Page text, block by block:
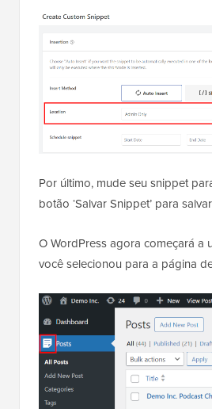
Por último, mude seu snippet
botão ‘Salvar Snippet’ para
O WordPress agora começará a
você selecionou para a página